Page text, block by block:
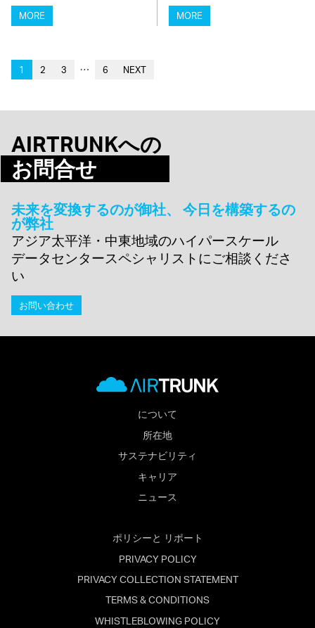
MORE MORE
1 2 3 … 6 NEXT
AIRTRUNKへの
お問合せ
未来を変換するのが御社、 今日を構築するの
が弊社
アジア太平洋・中東地域のハイパースケール
データセンタースペシャリストにご相談くださ
い
お問い合わせ
について
所在地
サステナビリティ
キャリア
ニュース
ポリシーと リポート
PRIVACY POLICY
PRIVACY COLLECTION STATEMENT
TERMS & CONDITIONS
WHISTLEBLOWING POLICY